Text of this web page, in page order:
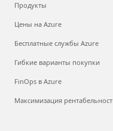
Продукты
Цены на Azure
Бесплатные службы Azure
Гибкие варианты покупки
FinOps в Azure
Максимизация